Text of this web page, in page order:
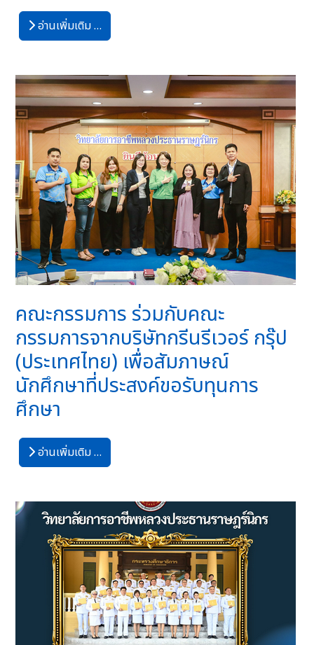
อ่านเพิ่มเติม …
คณะกรรมการ ร่วมกับคณะ
กรรมการจากบริษัทกรีนรีเวอร์ กรุ๊ป
(ประเทศไทย) เพื่อสัมภาษณ์
นักศึกษาที่ประสงค์ขอรับทุนการ
ศึกษา
อ่านเพิ่มเติม …